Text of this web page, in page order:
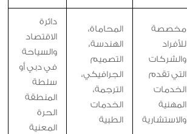
مخصصة
للأفراد
والشركات
التي تقدم
الخدمات
المهنية
والاستشارية
المحاماة،
الهندسة،
التصميم
الجرافيكي،
الترجمة،
الخدمات
الطبية
دائرة
الاقتصاد
والسياحة
في دبي أو
سلطة
المنطقة
الحرة
المعنية